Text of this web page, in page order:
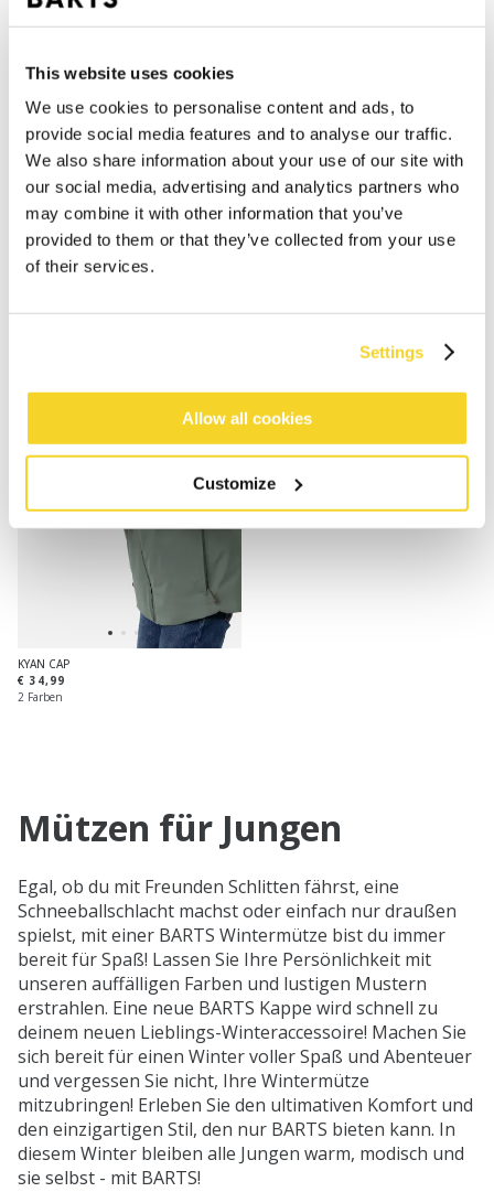
This website uses cookies
We use cookies to personalise content and ads, to
provide social media features and to analyse our traffic.
We also share information about your use of our site with
our social media, advertising and analytics partners who
may combine it with other information that you’ve
provided to them or that they’ve collected from your use
of their services.
Settings
Allow all cookies
Customize
JEGGER BOMBER
€ 39,99
KYAN CAP
€ 34,99
2 Farben
KYAN CAP
€ 34,99
2 Farben
Mützen für Jungen
Egal, ob du mit Freunden Schlitten fährst, eine
Schneeballschlacht machst oder einfach nur draußen
spielst, mit einer BARTS Wintermütze bist du immer
bereit für Spaß! Lassen Sie Ihre Persönlichkeit mit
unseren auffälligen Farben und lustigen Mustern
erstrahlen. Eine neue BARTS Kappe wird schnell zu
deinem neuen Lieblings-Winteraccessoire! Machen Sie
sich bereit für einen Winter voller Spaß und Abenteuer
und vergessen Sie nicht, Ihre Wintermütze
mitzubringen! Erleben Sie den ultimativen Komfort und
den einzigartigen Stil, den nur BARTS bieten kann. In
diesem Winter bleiben alle Jungen warm, modisch und
sie selbst - mit BARTS!